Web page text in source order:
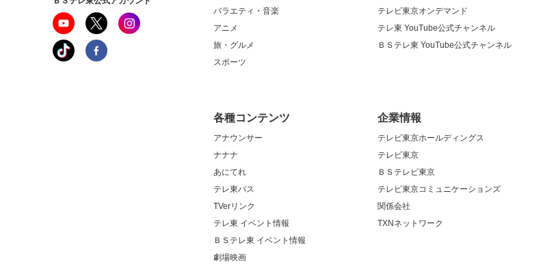
バラエティ・音楽
アニメ
旅・グルメ
スポーツ
テレビ東京オンデマンド
テレ東 YouTube公式チャンネル
ＢＳテレ東 YouTube公式チャンネル
各種コンテンツ
アナウンサー
ナナナ
あにてれ
テレ東パス
TVerリンク
テレ東 イベント情報
ＢＳテレ東 イベント情報
劇場映画
企業情報
テレビ東京ホールディングス
テレビ東京
ＢＳテレビ東京
テレビ東京コミュニケーションズ
関係会社
TXNネットワーク